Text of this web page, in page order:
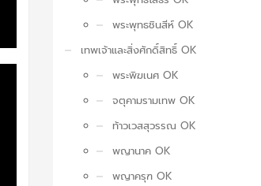
พระพุทธชินสีห์ OK
เทพเจ้าและสิ่งศักดิ์สิทธิ์ OK
พระพิฆเนศ OK
จตุคามรามเทพ OK
ท้าวเวสสุวรรณ OK
พญานาค OK
พญาครุฑ OK